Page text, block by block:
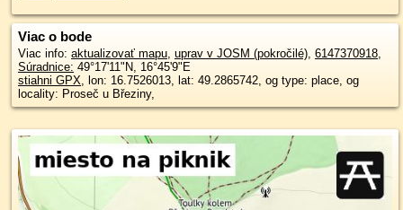
Viac o bode
Viac info: aktualizovať mapu, uprav v JOSM (pokročilé), 6147370918,
Súradnice: 49°17'11"N, 16°45'9"E
stiahni GPX, lon: 16.7526013, lat: 49.2865742, og type: place, og
locality: Proseč u Březiny,